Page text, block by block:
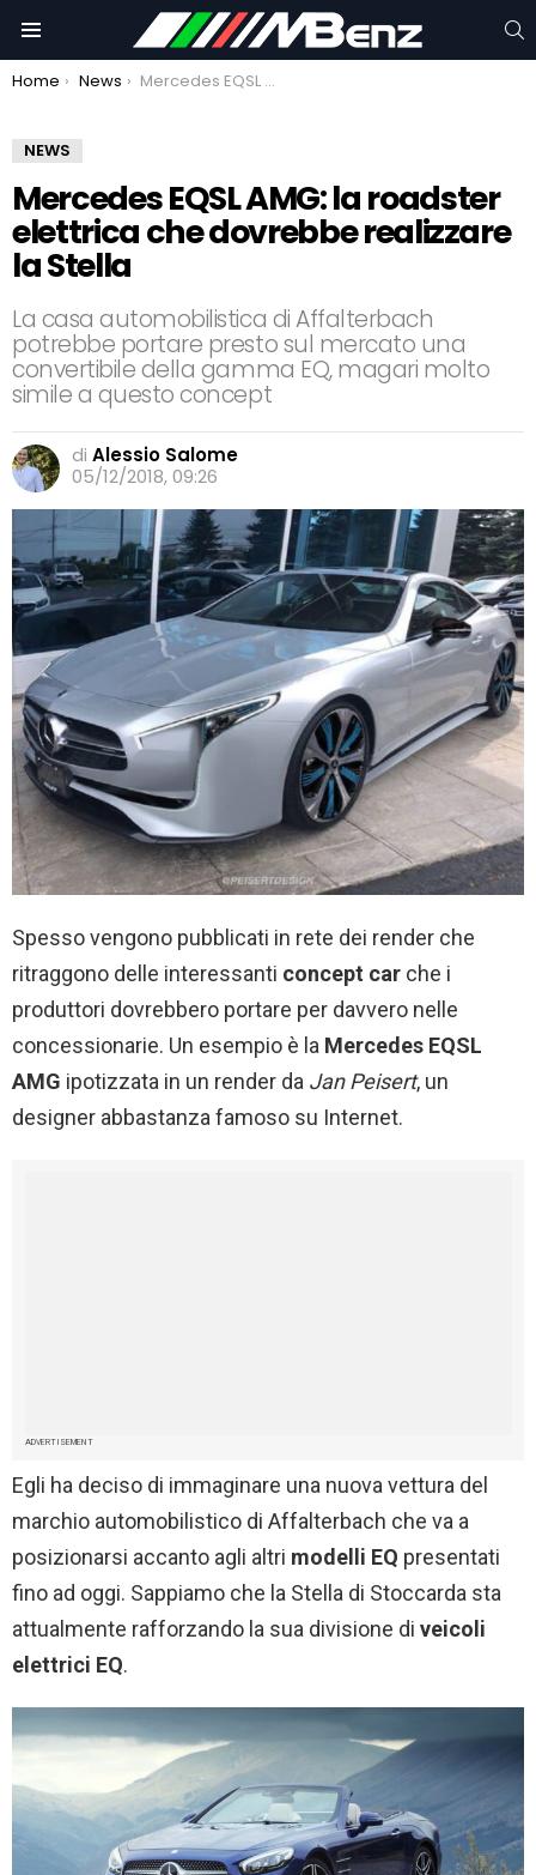
You are here:
Home News Mercedes EQSL AMG: la roadster elettrica che dovrebbe realizzare la Stella
NEWS
Mercedes EQSL AMG: la roadster
elettrica che dovrebbe realizzare
la Stella
La casa automobilistica di Affalterbach
potrebbe portare presto sul mercato una
convertibile della gamma EQ, magari molto
simile a questo concept
di Alessio Salome
05/12/2018, 09:26
Spesso vengono pubblicati in rete dei render che
ritraggono delle interessanti concept car che i
produttori dovrebbero portare per davvero nelle
concessionarie. Un esempio è la Mercedes EQSL
AMG ipotizzata in un render da Jan Peisert, un
designer abbastanza famoso su Internet.
ADVERTISEMENT
Egli ha deciso di immaginare una nuova vettura del
marchio automobilistico di Affalterbach che va a
posizionarsi accanto agli altri modelli EQ presentati
fino ad oggi. Sappiamo che la Stella di Stoccarda sta
attualmente rafforzando la sua divisione di veicoli
elettrici EQ.